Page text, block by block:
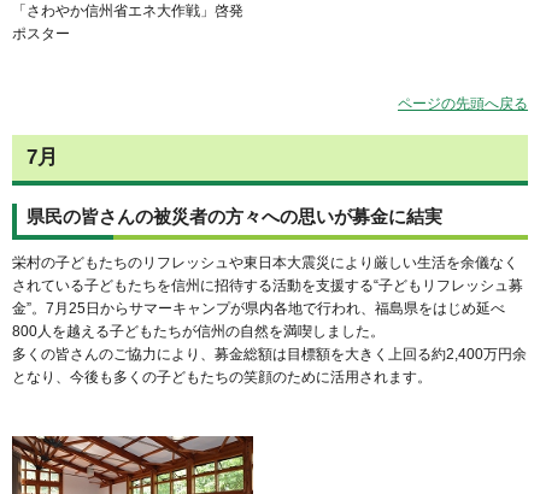
「さわやか信州省エネ大作戦」啓発
ポスター
ページの先頭へ戻る
7月
県民の皆さんの被災者の方々への思いが募金に結実
栄村の子どもたちのリフレッシュや東日本大震災により厳しい生活を余儀なく
されている子どもたちを信州に招待する活動を支援する“子どもリフレッシュ募
金”。7月25日からサマーキャンプが県内各地で行われ、福島県をはじめ延べ
800人を越える子どもたちが信州の自然を満喫しました。
多くの皆さんのご協力により、募金総額は目標額を大きく上回る約2,400万円余
となり、今後も多くの子どもたちの笑顔のために活用されます。